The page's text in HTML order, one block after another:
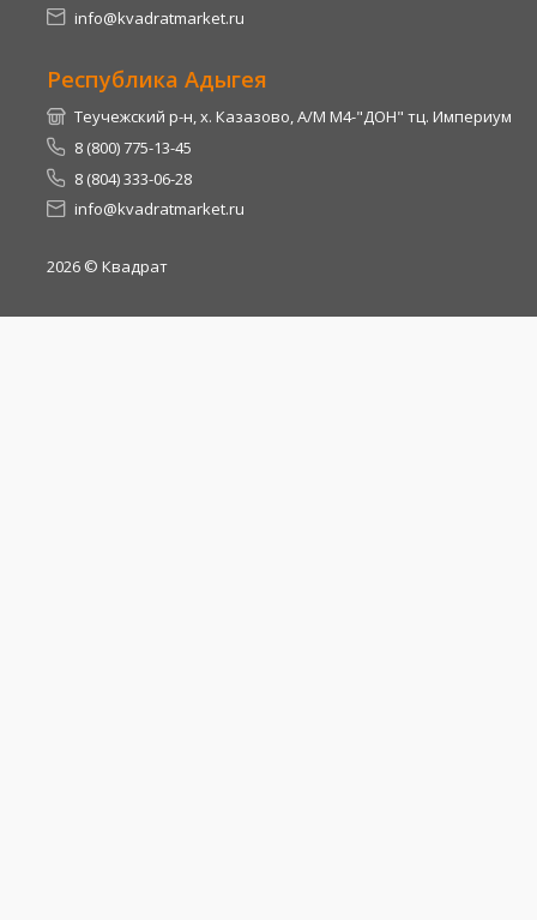
info@kvadratmarket.ru
Республика Адыгея
Теучежский р-н, х. Казазово, А/М М4-"ДОН" тц. Империум
8 (800) 775-13-45
8 (804) 333-06-28
info@kvadratmarket.ru
2026 © Квадрат